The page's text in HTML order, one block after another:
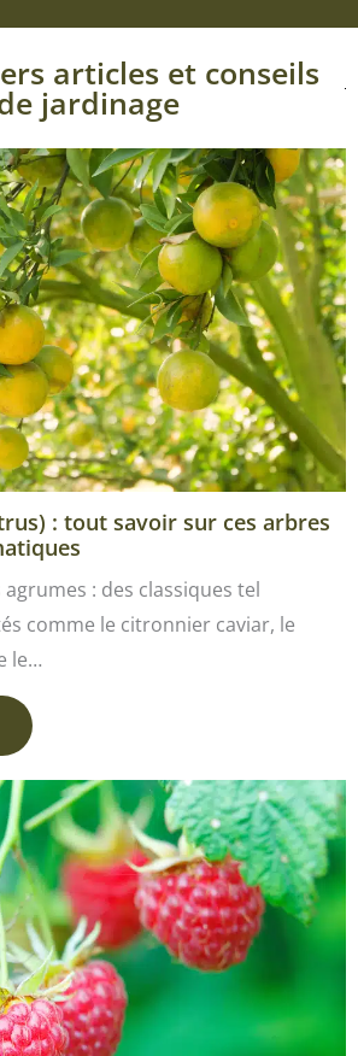
articles et conseils
jardinage
: tout savoir sur ces arbres
: des classiques tel
comme le citronnier caviar, le
le…